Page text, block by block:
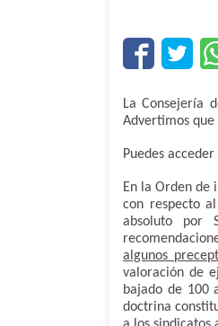
La Consejería
Advertimos
Puedes
En la Orden de
con respecto
absoluto por
algunos
valoración de
bajado de 100
doctrina